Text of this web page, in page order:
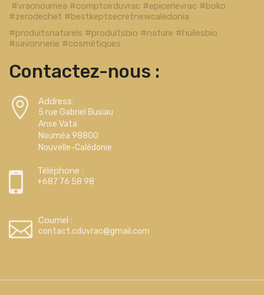
#vracnoumea #comptoirduvrac #epicerievrac #boko
#zerodechet #bestkeptsecretnewcaledonia
#produitsnaturels #produitsbio #nature #huilesbio
#savonnerie #cosmétiques
Contactez-nous :
Address:
5 rue Gabriel Busiau
Anse Vata
Nouméa 98800
Nouvelle-Calédonie
Téléphone :
+687 76 58 98
Courriel :
contact.cduvrac@gmail.com